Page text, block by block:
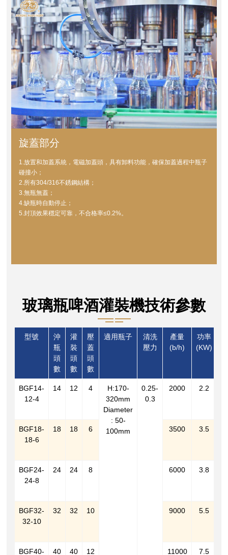
旋蓋部分
1.放置和加蓋系統，電磁加蓋頭，具有卸料功能，確保加蓋過程中瓶子
碰撞小；
2.所有304/316不銹鋼結構；
3.無瓶無蓋；
4.缺瓶時自動停止；
5.封頂效果穩定可靠，不合格率≤0.2%。
玻璃瓶啤酒灌裝機技術參數
型號
沖
瓶
頭
數
灌
裝
頭
數
壓
蓋
頭
數
適用瓶子
清洗
壓力
產量
(b/h)
功率
(KW)
BGF14-
12-4
14 12 4
H:170-
320mm
Diameter
: 50-
100mm
0.25-
0.3
2000 2.2
BGF18-
18-6
18 18 6 3500 3.5
BGF24-
24-8
24 24 8 6000 3.8
BGF32-
32-10
32 32 10 9000 5.5
BGF40-
40 40 12 11000 7.5